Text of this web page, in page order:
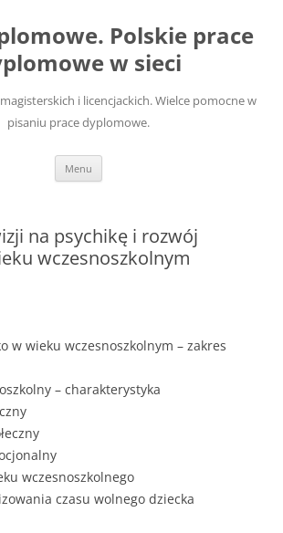
Polskie prace
w sieci
i licencjackich. Wielce pomocne w
pisaniu prace dyplomowe.
Menu
na psychikę i rozwój
wczesnoszkolnym
w wieku wczesnoszkolnym – zakres
– charakterystyka
wczesnoszkolnego
czasu wolnego dziecka